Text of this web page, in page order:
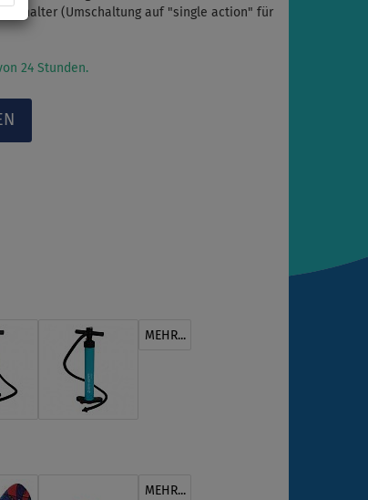
Schalter (Umschaltung auf "single action" für
24 Stunden.
MEHR...
MEHR...